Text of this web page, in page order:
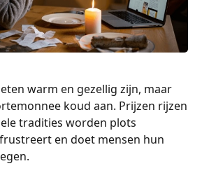
warm en gezellig zijn, maar
koud aan. Prijzen rijzen
tradities worden plots
en doet mensen hun